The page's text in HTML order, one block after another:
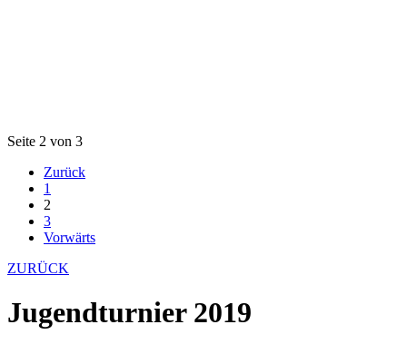
Seite 2 von 3
Zurück
1
2
3
Vorwärts
ZURÜCK
Jugendturnier 2019